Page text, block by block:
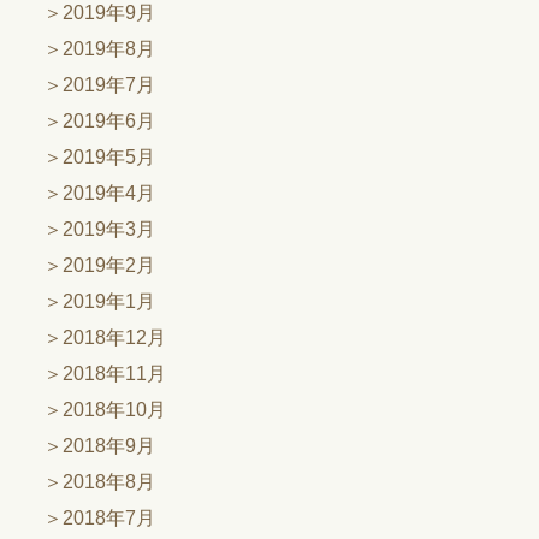
2019年9月
2019年8月
2019年7月
2019年6月
2019年5月
2019年4月
2019年3月
2019年2月
2019年1月
2018年12月
2018年11月
2018年10月
2018年9月
2018年8月
2018年7月